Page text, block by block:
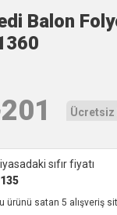
Balon
201 Ücretsiz
sıfır fiyatı
135
ürünü satan 5 alışveriş